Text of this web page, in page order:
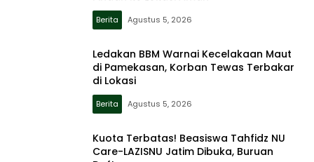
Berita Agustus 5, 2026
Ledakan BBM Warnai Kecelakaan Maut
di Pamekasan, Korban Tewas Terbakar
di Lokasi
Berita Agustus 5, 2026
Kuota Terbatas! Beasiswa Tahfidz NU
Care-LAZISNU Jatim Dibuka, Buruan